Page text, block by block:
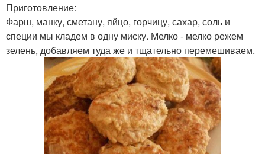
Приготовление:
Фарш, манку, сметану, яйцо, горчицу, сахар, соль и
специи мы кладем в одну миску. Мелко - мелко режем
зелень, добавляем туда же и тщательно перемешиваем.